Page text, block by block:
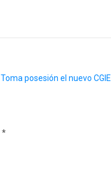
Toma posesión el nuevo CGIE
*